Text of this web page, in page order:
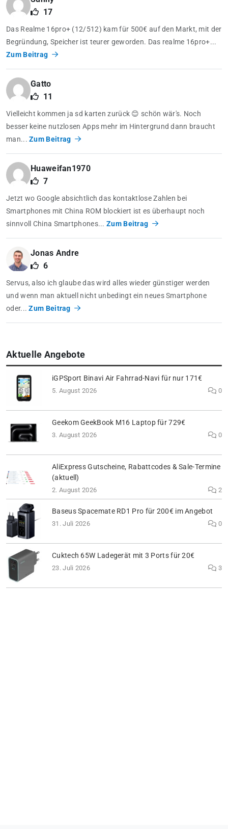
17
Das Realme 16pro+ (12/512) kam für 500€ auf den Markt, mit der
Begründung, Speicher ist teurer geworden. Das realme 16pro+...
Zum Beitrag
Gatto
11
Vielleicht kommen ja sd karten zurück 😊 schön wär's. Noch
besser keine nutzlosen Apps mehr im Hintergrund dann braucht
man...Zum Beitrag
Huaweifan1970
7
Jetzt wo Google absichtlich das kontaktlose Zahlen bei
Smartphones mit China ROM blockiert ist es überhaupt noch
sinnvoll China Smartphones...Zum Beitrag
Jonas Andre
6
Servus, also ich glaube das wird alles wieder günstiger werden
und wenn man aktuell nicht unbedingt ein neues Smartphone
oder...Zum Beitrag
Aktuelle Angebote
iGPSport Binavi Air Fahrrad-Navi für nur 171€
5. August 2026 0
Geekom GeekBook M16 Laptop für 729€
3. August 2026 0
AliExpress Gutscheine, Rabattcodes & Sale-Termine
(aktuell)
2. August 2026 2
Baseus Spacemate RD1 Pro für 200€ im Angebot
31. Juli 2026 0
Cuktech 65W Ladegerät mit 3 Ports für 20€
23. Juli 2026 3